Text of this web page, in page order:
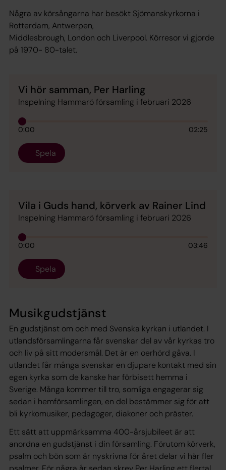
Några av körsångarna har besökt Sjömanskyrkorna i
Rotterdam, Antwerpen,
Middlesbrough, London och Liverpool. Körresor vi gjorde
på 1970- 80-talet.
Vi hör samman, Per Harling
Inspelning Hammarö församling i februari 2026
0:00 02:25
Spela
Vila i Guds hand, körverk av Rainer Lind
Inspelning Hammarö församling i februari 2026
0:00 03:46
Spela
Musikgudstjänst
En gudstjänst om och med Svenska kyrkan i utlandet. I
utlandsförsamlingarna får svenskar del av vår kyrkas tro
och liv på sitt modersmål. Det är en oerhörd gåva. I
utlandet får många svenskar en djupare kontakt med sin
egen kyrka som de kanske har förbisett hemma i
Sverige. Många kommer till tro, somliga engagerar sig
sedan i hemförsamlingen, en del bestämmer sig för att
bli kyrkomusiker, pedagoger, diakoner och präster.
Ett sätt att uppmärksamma 400-årsjubileet är att
anordna en gudstjänst i din församling. Förutom körverk,
psalm och bön som är nyskrivna för året delar vi här fler